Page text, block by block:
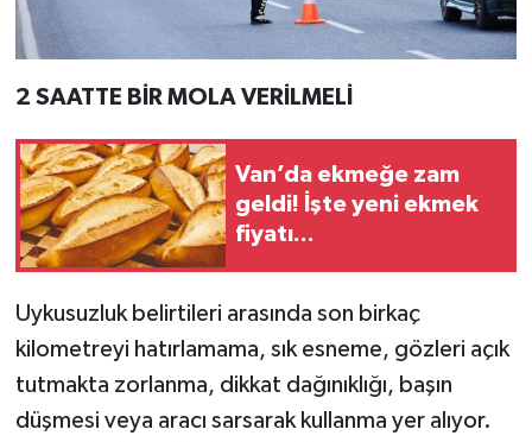
2 SAATTE BİR MOLA VERİLMELİ
Van’da ekmeğe zam
geldi! İşte yeni ekmek
fiyatı...
Uykusuzluk belirtileri arasında son birkaç
kilometreyi hatırlamama, sık esneme, gözleri açık
tutmakta zorlanma, dikkat dağınıklığı, başın
düşmesi veya aracı sarsarak kullanma yer alıyor.